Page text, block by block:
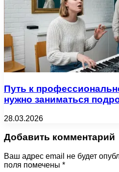
Путь к
нужно заниматься
28.03.2026
Добавить комментарий
Ваш адрес email не будет
поля помечены *